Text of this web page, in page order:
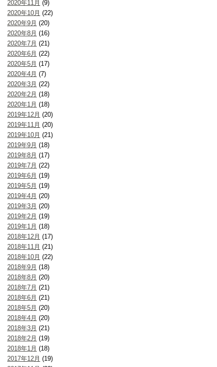
2020年11月 (9)
2020年10月 (22)
2020年9月 (20)
2020年8月 (16)
2020年7月 (21)
2020年6月 (22)
2020年5月 (17)
2020年4月 (7)
2020年3月 (22)
2020年2月 (18)
2020年1月 (18)
2019年12月 (20)
2019年11月 (20)
2019年10月 (21)
2019年9月 (18)
2019年8月 (17)
2019年7月 (22)
2019年6月 (19)
2019年5月 (19)
2019年4月 (20)
2019年3月 (20)
2019年2月 (19)
2019年1月 (18)
2018年12月 (17)
2018年11月 (21)
2018年10月 (22)
2018年9月 (18)
2018年8月 (20)
2018年7月 (21)
2018年6月 (21)
2018年5月 (20)
2018年4月 (20)
2018年3月 (21)
2018年2月 (19)
2018年1月 (18)
2017年12月 (19)